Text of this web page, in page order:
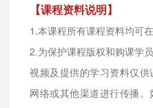
【课程资料说明】
1.本课程所有课程资料均可
2.为保护课程版权和购课学
视频及提供的学习资料仅
网络或其他渠道进行传播